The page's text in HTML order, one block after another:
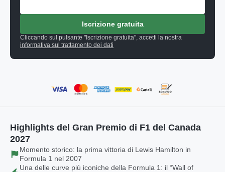
Iscrizione gratuita
Cliccando sul pulsante "Iscrizione gratuita", accetti la nostra
informativa sul trattamento dei dati
Highlights del Gran Premio di F1 del Canada
2027
Momento storico: la prima vittoria di Lewis Hamilton in
Formula 1 nel 2007
Una delle curve più iconiche della Formula 1: il “Wall of